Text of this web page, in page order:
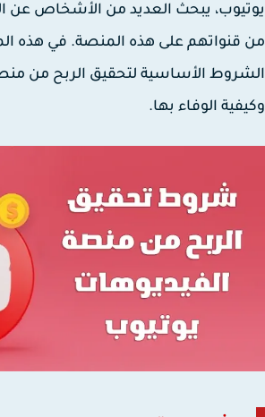
يبحث العديد من الأشخاص عن
قنواتهم على هذه المنصة. في هذه
الوفاء بها.